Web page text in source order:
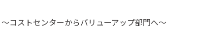
コストセンターからバリューアップ部門へ～